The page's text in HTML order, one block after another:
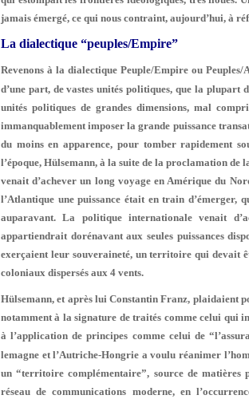
jamais émergé, ce qui nous contraint, aujourd’hui, à
La dialectique “peuples/Empire”
Revenons à la dialectique Peuple/Empire ou
d’une part, de vastes unités politiques, que la plupart
unités politiques de grandes dimensions, mal
immanquable­ment imposer la grande puissance
du moins en apparence, pour tomber rapidement
l’époque, Hülsemann, à la suite de la proclamation de
venait d’achever un long voyage en Amérique du
l’Atlantique une puissance était en train d’émerger,
auparavant. La politique internationale venait
appartiendrait dorénavant aux seules puissances
exer­çaient leur souveraineté, un territoire qui devait
coloniaux dispersés aux 4 vents.
Hülsemann, et après lui Constantin Franz, plaidaient
notamment à la signature de traités comme celui qui
à l’application de principes com­me celui de
lemagne et l’Autriche-Hongrie a voulu réanimer
un “territoire complémentaire”, source de matières
réseau de communications moderne, en